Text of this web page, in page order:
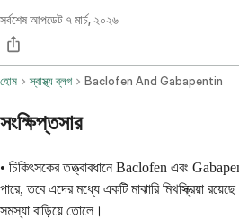
সর্বশেষ আপডেট ৭ মার্চ, ২০২৬
হোম স্বাস্থ্য ব্লগ Baclofen And Gabapentin
সংক্ষিপ্তসার
• চিকিৎসকের তত্ত্বাবধানে Baclofen এবং
পারে, তবে এদের মধ্যে একটি মাঝারি মিথস্ক্রিয়া
সমস্যা বাড়িয়ে তোলে।